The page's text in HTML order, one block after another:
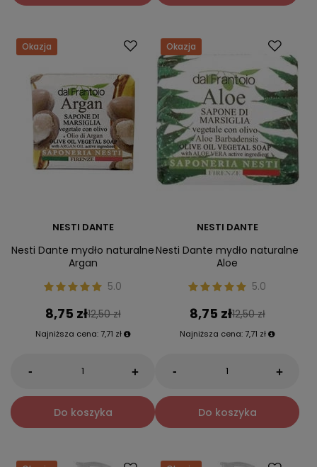
Okazja
NESTI DANTE
Nesti Dante mydło naturalne
Argan
5.0
8,75 zł12,50 zł
Najniższa cena: 7,71 zł
- +
Do koszyka
Okazja
NESTI DANTE
Nesti Dante mydło naturalne
Aloe
5.0
8,75 zł12,50 zł
Najniższa cena: 7,71 zł
- +
Do koszyka